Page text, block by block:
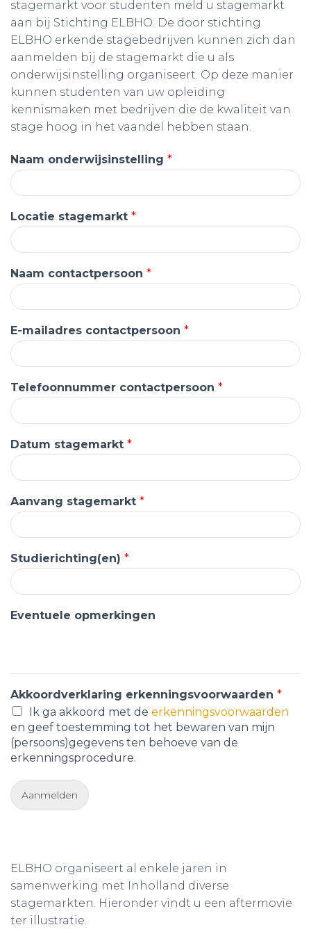
stagemarkt voor studenten meld u stagemarkt
aan bij Stichting ELBHO. De door stichting
ELBHO erkende stagebedrijven kunnen zich dan
aanmelden bij de stagemarkt die u als
onderwijsinstelling organiseert. Op deze manier
kunnen studenten van uw opleiding
kennismaken met bedrijven die de kwaliteit van
stage hoog in het vaandel hebben staan.
Naam onderwijsinstelling *
Locatie stagemarkt *
Naam contactpersoon *
E-mailadres contactpersoon *
Telefoonnummer contactpersoon *
Datum stagemarkt *
Aanvang stagemarkt *
Studierichting(en) *
Eventuele opmerkingen
Akkoordverklaring erkenningsvoorwaarden *
Ik ga akkoord met de erkenningsvoorwaarden
en geef toestemming tot het bewaren van mijn
(persoons)gegevens ten behoeve van de
erkenningsprocedure.
Aanmelden
ELBHO organiseert al enkele jaren in
samenwerking met Inholland diverse
stagemarkten. Hieronder vindt u een aftermovie
ter illustratie.